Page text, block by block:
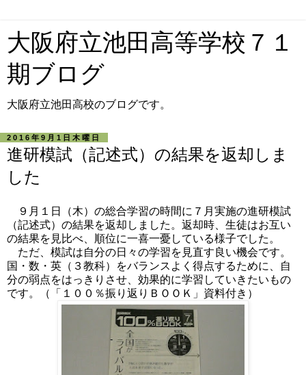
大阪府立池田高等学校７１
期ブログ
大阪府立池田高校のブログです。
2016年9月1日木曜日
進研模試（記述式）の結果を返却しま
した
９月１日（木）の総合学習の時間に７月実施の進研模試
（記述式）の結果を返却しました。返却時、生徒はお互い
の結果を見比べ、順位に一喜一憂している様子でした。
ただ、模試は自分の日々の学習を見直す良い機会です。
国・数・英（３教科）をバランスよく得点するために、自
分の弱点をはっきりさせ、効果的に学習していきたいもの
です。（「１００％振り返りＢＯＯＫ」資料付き）